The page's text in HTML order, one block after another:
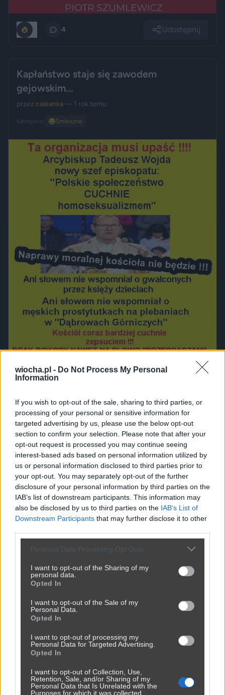
wiocha.pl - Do Not Process My Personal
Information
If you wish to opt-out of the sale, sharing to third parties, or
processing of your personal or sensitive information for
targeted advertising by us, please use the below opt-out
section to confirm your selection. Please note that after your
opt-out request is processed you may continue seeing
interest-based ads based on personal information utilized by
us or personal information disclosed to third parties prior to
your opt-out. You may separately opt-out of the further
disclosure of your personal information by third parties on the
IAB’s list of downstream participants. This information may
also be disclosed by us to third parties on the IAB’s List of
Downstream Participants that may further disclose it to other
Personal Data Processing Opt Outs
I want to opt-out of the Sharing of my
personal data.
Opted In
I want to opt-out of the Sale of my
Personal Data.
Opted In
I want to opt-out of processing my
Personal Data for Targeted Advertising.
Opted In
I want to opt-out of Collection, Use,
Retention, Sale, and/or Sharing of my
Personal Data that Is Unrelated with the
Purposes for which it was collected.
4 Udostępnij
Kapłaństwo staje się zawodem
gejowskim...
przez caleanka — 1 rok temu
Kategoria: 😂Śmieszne
0 12 Udostępnij
I to jest bardzo dobre pytanie
[Usunięty użytkownik] — 1 rok temu
Kategoria: 😂 Śmieszne